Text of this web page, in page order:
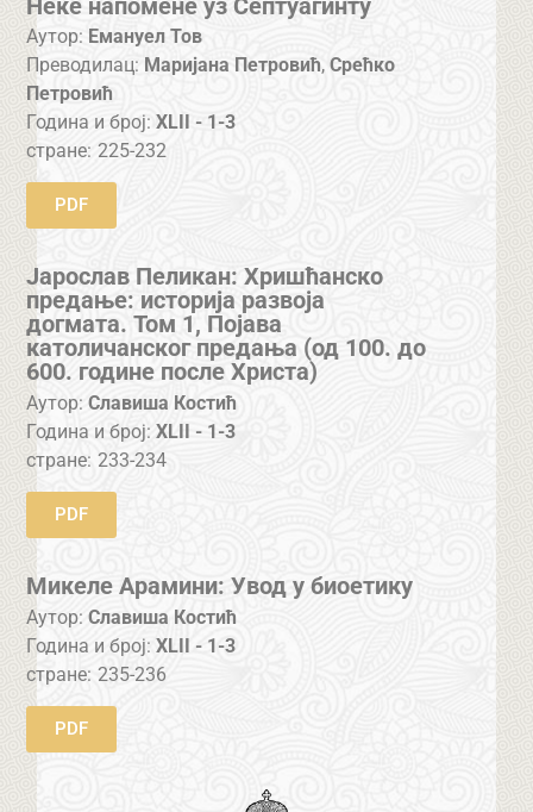
Аутор: Емануел Тов
Преводилац: Маријана Петровић,Срећко
Петровић
Година и број:XLII - 1-3
стране: 225-232
PDF
Јарослав Пеликан: Хришћанско
предање: историја развоја
догмата. Том 1, Појава
католичанског предања (од 100. до
600. године после Христа)
Аутор: Славиша Костић
Година и број:XLII - 1-3
стране: 233-234
PDF
Микеле Арамини: Увод у биоетику
Аутор: Славиша Костић
Година и број:XLII - 1-3
стране: 235-236
PDF